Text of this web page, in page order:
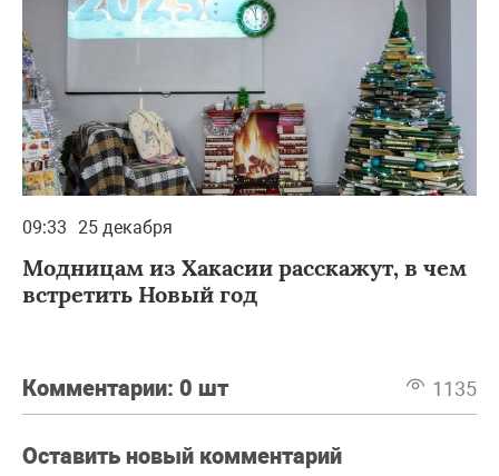
09:33 25 декабря
Модницам из Хакасии расскажут, в чем
встретить Новый год
Комментарии: 0 шт 1135
Оставить новый комментарий